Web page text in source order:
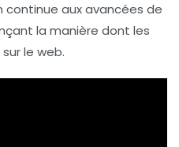
aux avancées de
la manière dont les
le web.